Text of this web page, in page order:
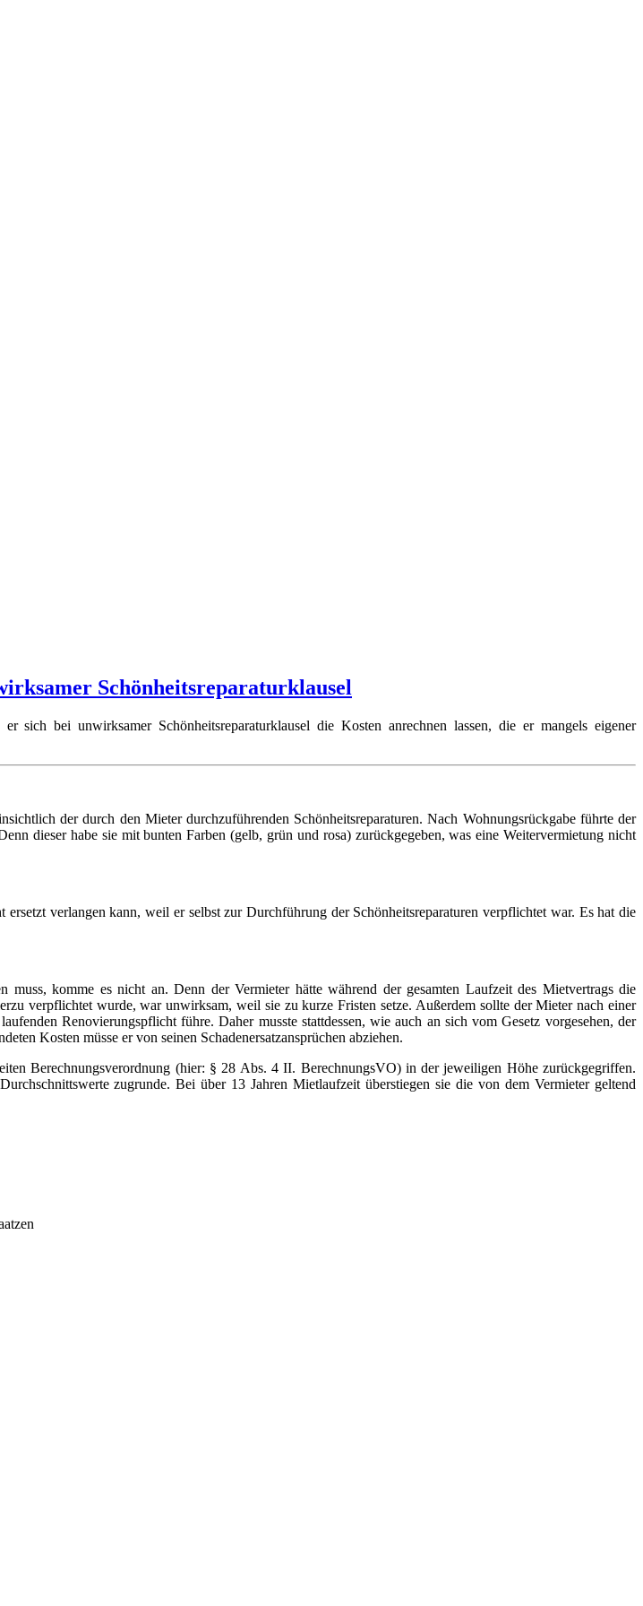
Schönheitsreparaturklausel
sich bei unwirksamer Schönheitsreparaturklausel die Kosten anrechnen lassen, die er mangels eigener
der durch den Mieter durchzuführenden Schönheitsreparaturen. Nach Wohnungsrückgabe führte der
dieser habe sie mit bunten Farben (gelb, grün und rosa) zurückgegeben, was eine Weitervermietung nicht
verlangen kann, weil er selbst zur Durchführung der Schönheitsreparaturen verpflichtet war. Es hat die
komme es nicht an. Denn der Vermieter hätte während der gesamten Laufzeit des Mietvertrags die
verpflichtet wurde, war unwirksam, weil sie zu kurze Fristen setze. Außerdem sollte der Mieter nach einer
Renovierungspflicht führe. Daher musste stattdessen, wie auch an sich vom Gesetz vorgesehen, der
Kosten müsse er von seinen Schadenersatzansprüchen abziehen.
Berechnungsverordnung (hier: § 28 Abs. 4 II. BerechnungsVO) in der jeweiligen Höhe zurückgegriffen.
zugrunde. Bei über 13 Jahren Mietlaufzeit überstiegen sie die von dem Vermieter geltend